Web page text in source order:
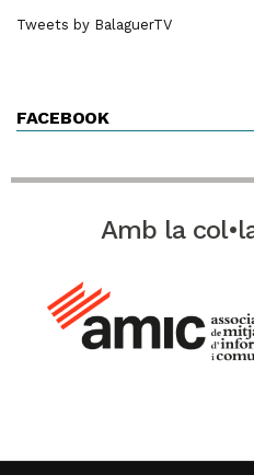
Tweets by BalaguerTV
FACEBOOK
Amb la